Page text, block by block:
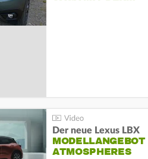
Der neue Lexus LBX
ATMOSPHERES